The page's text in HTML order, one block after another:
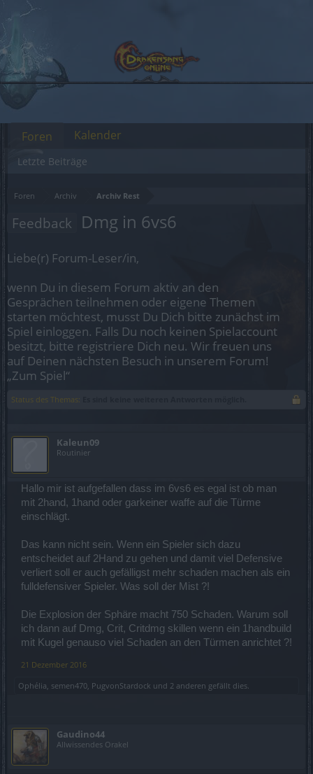
Foren Archiv Archiv Rest
Feedback Dmg in 6vs6
Liebe(r) Forum-Leser/in,
wenn Du in diesem Forum aktiv an den
Gesprächen teilnehmen oder eigene Themen
starten möchtest, musst Du Dich bitte zunächst im
Spiel einloggen. Falls Du noch keinen Spielaccount
besitzt, bitte registriere Dich neu. Wir freuen uns
auf Deinen nächsten Besuch in unserem Forum!
„Zum Spiel“
Status des Themas:
Kaleun09
Routinier
Hallo mir ist aufgefallen dass im 6vs6 es egal ist ob man
mit 2hand, 1hand oder garkeiner waffe auf die Türme
einschlägt.
Das kann nicht sein. Wenn ein Spieler sich dazu
entscheidet auf 2Hand zu gehen und damit viel Defensive
verliert soll er auch gefälligst mehr schaden machen als ein
fulldefensiver Spieler. Was soll der Mist ?!
Die Explosion der Sphäre macht 750 Schaden. Warum soll
ich dann auf Dmg, Crit, Critdmg skillen wenn ein 1handbuild
mit Kugel genauso viel Schaden an den Türmen anrichtet ?!
21 Dezember 2016
Ophélia, semen470, PugvonStardock und 2 anderen gefällt dies.
Gaudino44
Allwissendes Orakel
Foren
Letzte Beiträge
Kalender